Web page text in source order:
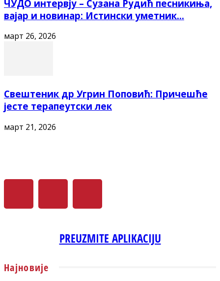
ЧУДО интервју – Сузана Рудић песникиња,
вајар и новинар: Истински уметник...
март 26, 2026
Свештеник др Угрин Поповић: Причешће
јесте терапеутски лек
март 21, 2026
PREUZMITE APLIKACIJU
Најновије